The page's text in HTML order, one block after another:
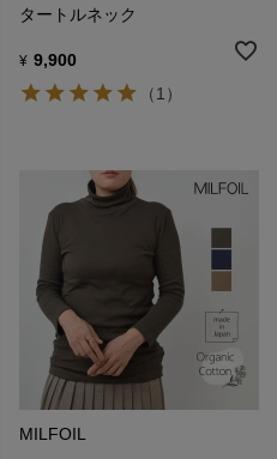
タートルネック
¥ 9,900
（1）
MILFOIL